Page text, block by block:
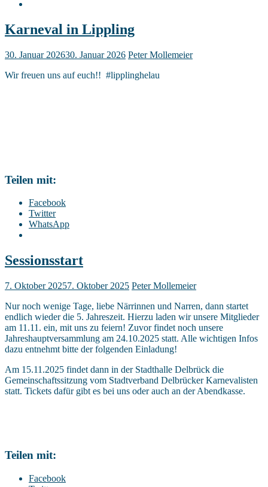
Karneval in Lippling
30. Januar 202630. Januar 2026 Peter Mollemeier
Wir freuen uns auf euch!! #lipplinghelau
Teilen mit:
Facebook
Twitter
WhatsApp
Sessionsstart
7. Oktober 20257. Oktober 2025 Peter Mollemeier
Nur noch wenige Tage, liebe Närrinnen und Narren, dann startet
endlich wieder die 5. Jahreszeit. Hierzu laden wir unsere Mitglieder
am 11.11. ein, mit uns zu feiern! Zuvor findet noch unsere
Jahreshauptversammlung am 24.10.2025 statt. Alle wichtigen Infos
dazu entnehmt bitte der folgenden Einladung!
Am 15.11.2025 findet dann in der Stadthalle Delbrück die
Gemeinschaftssitzung vom Stadtverband Delbrücker Karnevalisten
statt. Tickets dafür gibt es bei uns oder auch an der Abendkasse.
Teilen mit:
Facebook